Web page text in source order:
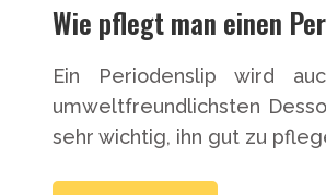
Wie pflegt man einen
Ein Periodenslip wird
umweltfreundlichsten
sehr wichtig, ihn gut zu